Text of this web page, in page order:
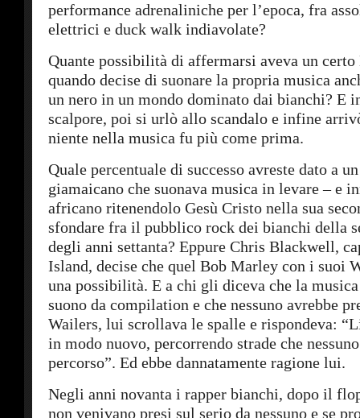
performance adrenaliniche per l’epoca, fra
elettrici e duck walk indiavolate?
Quante possibilità di affermarsi aveva un
quando decise di suonare la propria musica
un nero in un mondo dominato dai bianchi? E
scalpore, poi si urlò allo scandalo e infine
niente nella musica fu più come prima.
Quale percentuale di successo avreste dato a
giamaicano che suonava musica in levare – e
africano ritenendolo Gesù Cristo nella sua
sfondare fra il pubblico rock dei bianchi della
degli anni settanta? Eppure Chris Blackwell,
Island, decise che quel Bob Marley con i suoi
una possibilità. E a chi gli diceva che la
suono da compilation e che nessuno avrebbe
Wailers, lui scrollava le spalle e rispondeva:
in modo nuovo, percorrendo strade che
percorso”. Ed ebbe dannatamente ragione lui.
Negli anni novanta i rapper bianchi, dopo il
non venivano presi sul serio da nessuno e se